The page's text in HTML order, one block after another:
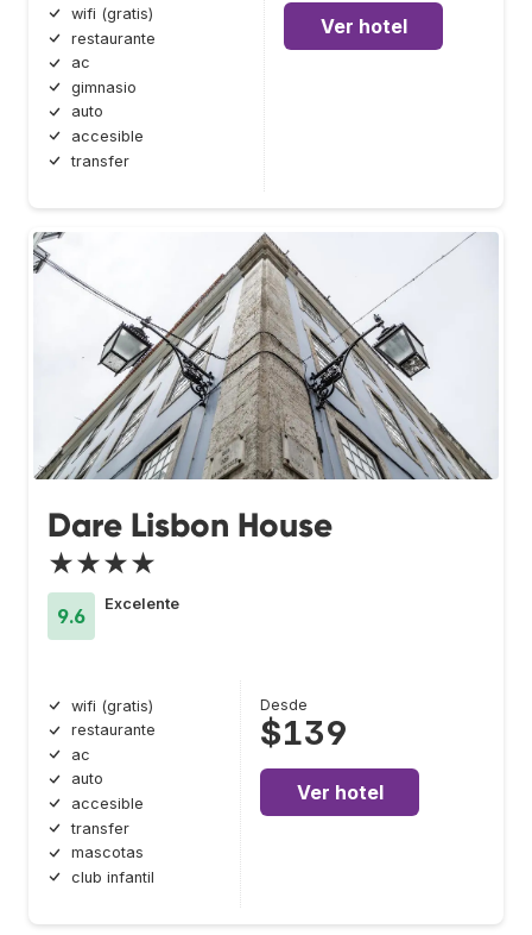
wifi (gratis)
restaurante
ac
gimnasio
auto
accesible
transfer
Ver hotel
Dare Lisbon House
★★★★
9.6
Excelente
wifi (gratis)
restaurante
ac
auto
accesible
transfer
mascotas
club infantil
Desde
$139
Ver hotel